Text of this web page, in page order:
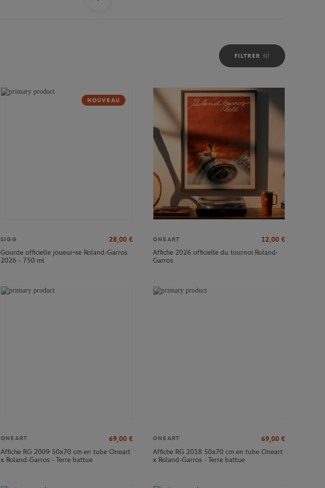
FILTRER
NOUVEAU
SIGG 28,00 €
Gourde officielle joueur•se Roland-Garros
2026 - 750 ml
ONEART 12,00 €
Affiche 2026 officielle du tournoi Roland-
Garros
ONEART 69,00 €
Affiche RG 2009 50x70 cm en tube Oneart
x Roland-Garros - Terre battue
ONEART 69,00 €
Affiche RG 2018 50x70 cm en tube Oneart
x Roland-Garros - Terre battue